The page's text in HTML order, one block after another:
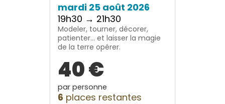
mardi 25 août 2026
19h30 → 21h30
Modeler, tourner, décorer,
patienter… et laisser la magie
de la terre opérer.
40 €
par personne
6 places restantes